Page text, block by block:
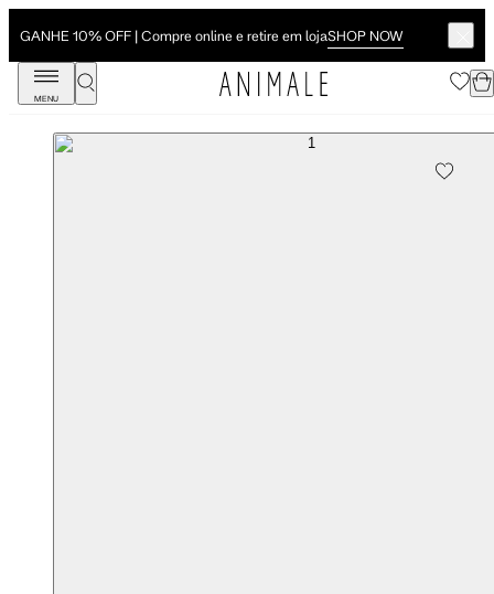
GANHE 10% OFF | Compre online e retire em lojaSHOP NOW
MENU